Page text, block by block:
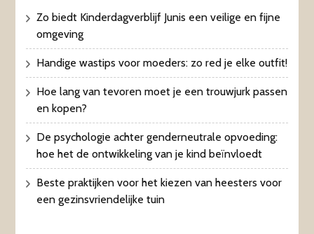
Zo biedt Kinderdagverblijf Junis een veilige en fijne
omgeving
Handige wastips voor moeders: zo red je elke outfit!
Hoe lang van tevoren moet je een trouwjurk passen
en kopen?
De psychologie achter genderneutrale opvoeding:
hoe het de ontwikkeling van je kind beïnvloedt
Beste praktijken voor het kiezen van heesters voor
een gezinsvriendelijke tuin